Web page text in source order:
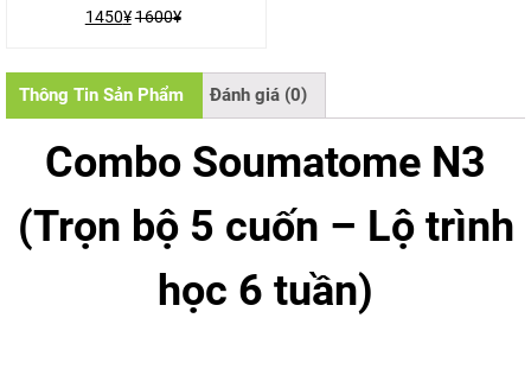
Được
xếp
1450¥1600¥
Thông Tin Sản Phẩm Đánh giá (0)
Combo Soumatome N3
(Trọn bộ 5 cuốn – Lộ trình
học 6 tuần)